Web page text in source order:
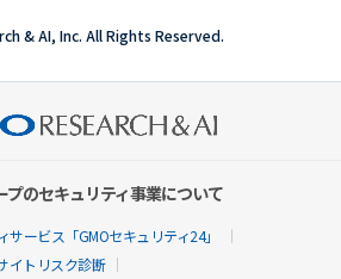
& AI, Inc. All Rights Reserved.
プのセキュリティ事業について
ービス「GMOセキュリティ24」
イトリスク診断